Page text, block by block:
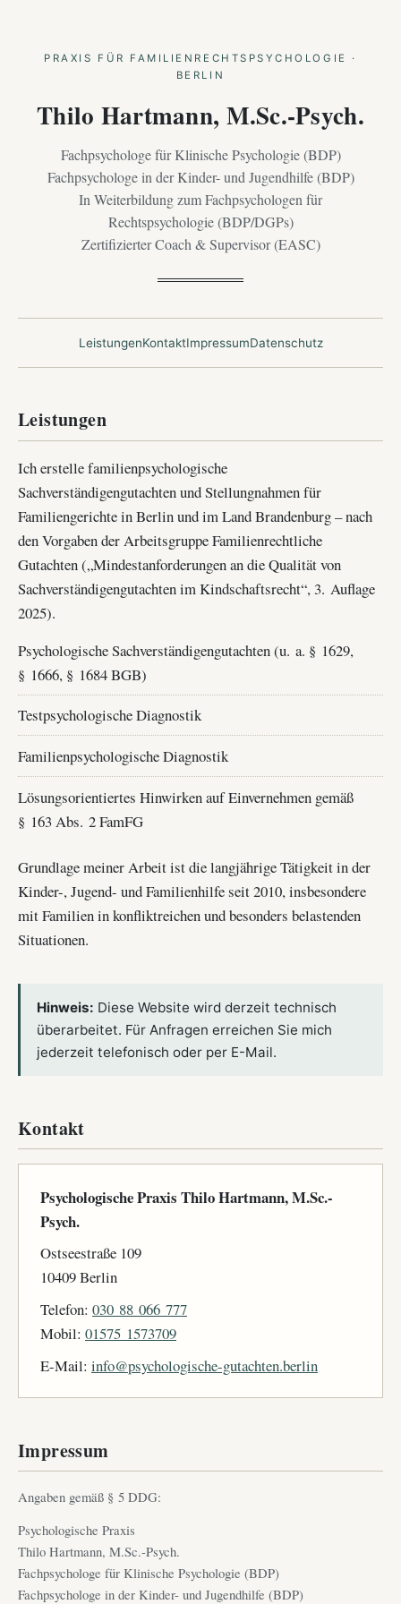
PRAXIS FÜR FAMILIENRECHTSPSYCHOLOGIE ·
BERLIN
Thilo Hartmann, M.Sc.-Psych.
Fachpsychologe für Klinische Psychologie (BDP)
Fachpsychologe in der Kinder- und Jugendhilfe (BDP)
In Weiterbildung zum Fachpsychologen für
Rechtspsychologie (BDP/DGPs)
Zertifizierter Coach & Supervisor (EASC)
LeistungenKontaktImpressumDatenschutz
Leistungen
Ich erstelle familienpsychologische
Sachverständigengutachten und Stellungnahmen für
Familiengerichte in Berlin und im Land Brandenburg – nach
den Vorgaben der Arbeitsgruppe Familienrechtliche
Gutachten („Mindestanforderungen an die Qualität von
Sachverständigengutachten im Kindschaftsrecht“, 3. Auflage
2025).
Psychologische Sachverständigengutachten (u. a. § 1629,
§ 1666, § 1684 BGB)
Testpsychologische Diagnostik
Familienpsychologische Diagnostik
Lösungsorientiertes Hinwirken auf Einvernehmen gemäß
§ 163 Abs. 2 FamFG
Grundlage meiner Arbeit ist die langjährige Tätigkeit in der
Kinder-, Jugend- und Familienhilfe seit 2010, insbesondere
mit Familien in konfliktreichen und besonders belastenden
Situationen.
Hinweis: Diese Website wird derzeit technisch
überarbeitet. Für Anfragen erreichen Sie mich
jederzeit telefonisch oder per E-Mail.
Kontakt
Psychologische Praxis Thilo Hartmann, M.Sc.-
Psych.
Ostseestraße 109
10409 Berlin
Telefon: 030 88 066 777
Mobil: 01575 1573709
E-Mail: info@psychologische-gutachten.berlin
Impressum
Angaben gemäß § 5 DDG:
Psychologische Praxis
Thilo Hartmann, M.Sc.-Psych.
Fachpsychologe für Klinische Psychologie (BDP)
Fachpsychologe in der Kinder- und Jugendhilfe (BDP)